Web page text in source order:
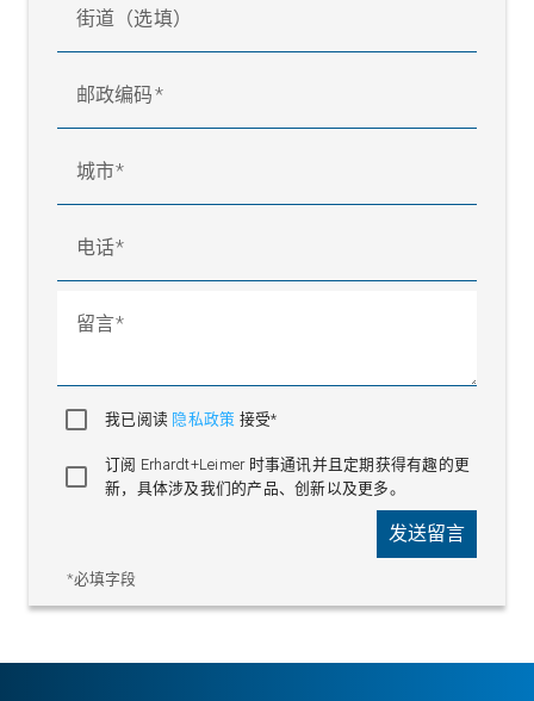
街道（选填）
邮政编码
城市
电话
留言
我已阅读 隐私政策 接受*
订阅 Erhardt+Leimer 时事通讯并且定期获得有趣的更
新，具体涉及我们的产品、创新以及更多。
*必填字段
发送留言